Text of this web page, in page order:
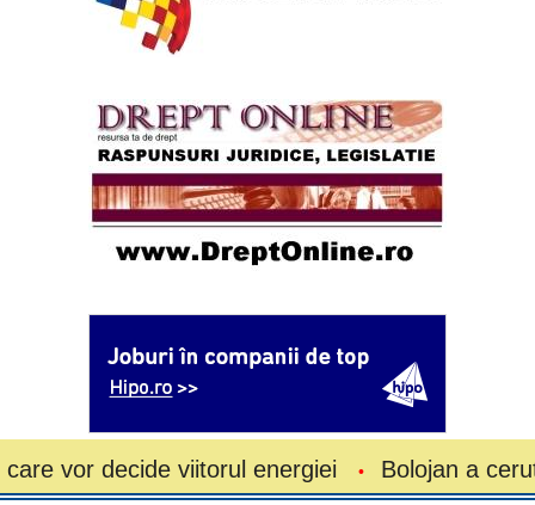
viitorul energiei Bolojan a cerut